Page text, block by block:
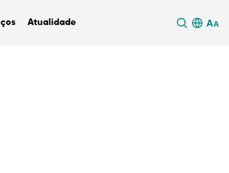
Atualidade